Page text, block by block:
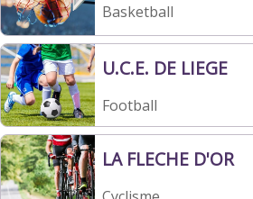
Basketball
U.C.E. DE LIEGE
Football
LA FLECHE D'OR